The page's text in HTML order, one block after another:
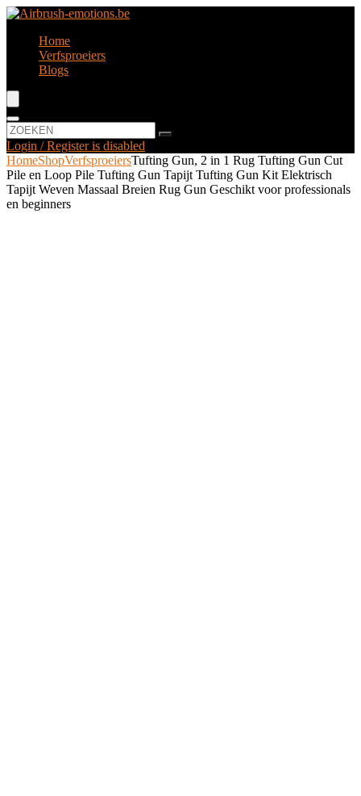
Home
Verfsproeiers
Blogs
Login / Register is disabled
HomeShopVerfsproeiersTufting Gun, 2 in 1 Rug Tufting Gun Cut
Pile en Loop Pile Tufting Gun Tapijt Tufting Gun Kit Elektrisch
Tapijt Weven Massaal Breien Rug Gun Geschikt voor professionals
en beginners